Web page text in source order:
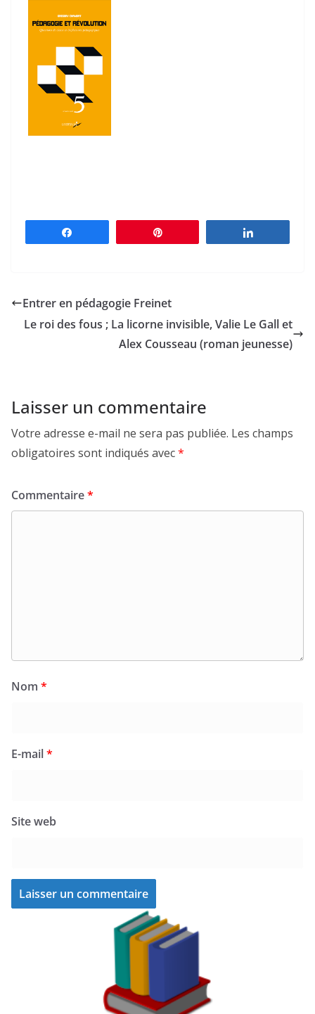
Entrer en pédagogie Freinet
Le roi des fous ; La licorne invisible, Valie Le Gall et
Alex Cousseau (roman jeunesse)
Laisser un commentaire
Votre adresse e-mail ne sera pas publiée. Les champs
obligatoires sont indiqués avec*
Commentaire*
Nom *
E-mail*
Site web